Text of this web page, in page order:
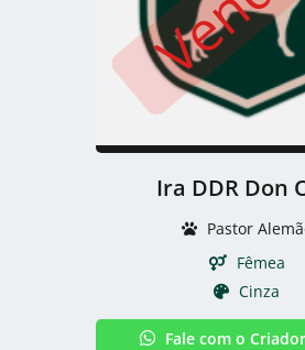
Ira DDR Don
Pastor
Fêmea
Cinza
Fale com o